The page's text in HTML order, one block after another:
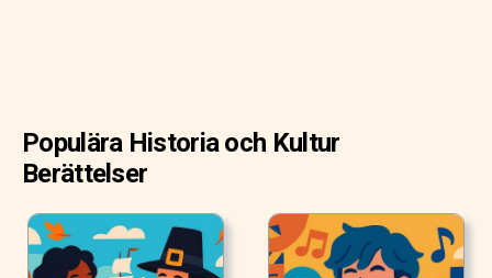
Populära Historia och Kultur
Berättelser